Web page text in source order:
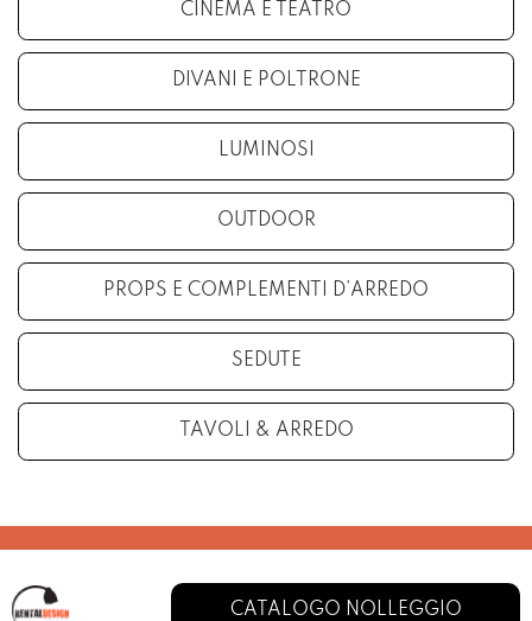
CINEMA E TEATRO
DIVANI E POLTRONE
LUMINOSI
OUTDOOR
PROPS E COMPLEMENTI D’ARREDO
SEDUTE
TAVOLI & ARREDO
CATALOGO NOLLEGGIO